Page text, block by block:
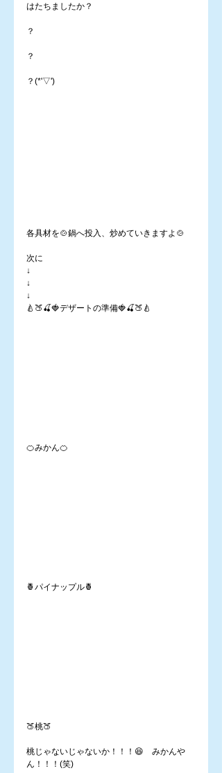
はたちましたか？
？
？
？(*'▽')
各具材を🍲鍋へ投入、炒めていきますよ🍲
次に
↓
↓
↓
🍐🍑🍒🍓デザートの準備🍓🍒🍑🍐
🍊みかん🍊
🍍パイナップル🍍
🍑桃🍑
桃じゃないじゃないか！！！😆　みかんや
ん！！！(笑)